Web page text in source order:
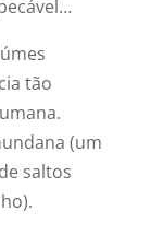
tão
(um
saltos